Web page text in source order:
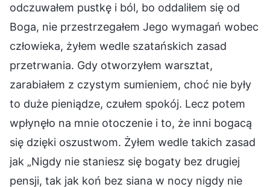
odczuwałem pustkę i ból, bo oddaliłem się od
Boga, nie przestrzegałem Jego wymagań wobec
człowieka, żyłem wedle szatańskich zasad
przetrwania. Gdy otworzyłem warsztat,
zarabiałem z czystym sumieniem, choć nie były
to duże pieniądze, czułem spokój. Lecz potem
wpłynęło na mnie otoczenie i to, że inni bogacą
się dzięki oszustwom. Żyłem wedle takich zasad
jak „Nigdy nie staniesz się bogaty bez drugiej
pensji, tak jak koń bez siana w nocy nigdy nie